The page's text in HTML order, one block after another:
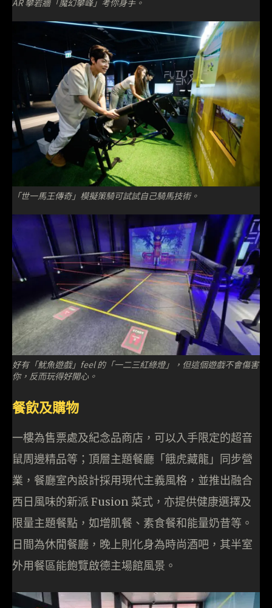
「世一馬王傳奇」模擬策騎可試試自己騎馬技術。
好有「魷魚遊戲」feel 的「一二三紅綠燈」，但這個遊戲不會傷害
你，反而玩得好開心。
餐飲及購物
一樓為售票處及紀念品商店，可以入手限定的超音
鼠周邊精品等；頂層主題餐廳「餓虎藏龍」同步營
業，餐廳室內設計採用現代主義風格，並推出融合
西日風味的新派 Fusion 菜式，亦提供健康選擇及
限量主題餐點，如增肌餐、素食餐和能量奶昔等。
日間為休閒餐廳，晚上則化身為時尚酒吧，其半室
外用餐區能飽覽啟德主場館風景。